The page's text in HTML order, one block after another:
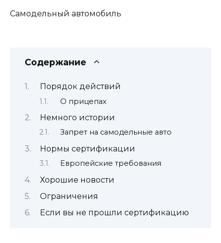
Самодельный автомобиль
Содержание
Порядок действий
О прицепах
Немного истории
Запрет на самодельные авто
Нормы сертификации
Европейские требования
Хорошие новости
Ограничения
Если вы не прошли сертификацию